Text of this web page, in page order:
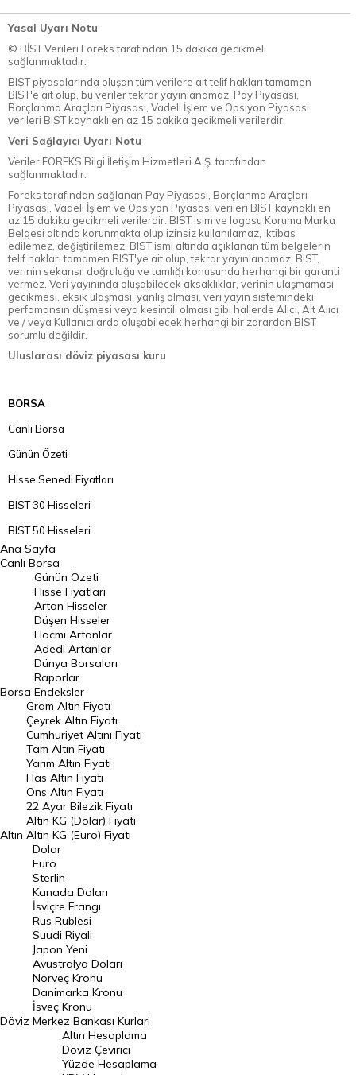
Yasal Uyarı Notu
© BİST Verileri Foreks tarafından 15 dakika gecikmeli
sağlanmaktadır.
BIST piyasalarında oluşan tüm verilere ait telif hakları tamamen
BIST'e ait olup, bu veriler tekrar yayınlanamaz. Pay Piyasası,
Borçlanma Araçları Piyasası, Vadeli İşlem ve Opsiyon Piyasası
verileri BIST kaynaklı en az 15 dakika gecikmeli verilerdir.
Veri Sağlayıcı Uyarı Notu
Veriler FOREKS Bilgi İletişim Hizmetleri A.Ş. tarafından
sağlanmaktadır.
Foreks tarafından sağlanan Pay Piyasası, Borçlanma Araçları
Piyasası, Vadeli İşlem ve Opsiyon Piyasası verileri BIST kaynaklı en
az 15 dakika gecikmeli verilerdir. BIST isim ve logosu Koruma Marka
Belgesi altında korunmakta olup izinsiz kullanılamaz, iktibas
edilemez, değiştirilemez. BIST ismi altında açıklanan tüm belgelerin
telif hakları tamamen BIST'ye ait olup, tekrar yayınlanamaz. BIST,
verinin sekansı, doğruluğu ve tamlığı konusunda herhangi bir garanti
vermez. Veri yayınında oluşabilecek aksaklıklar, verinin ulaşmaması,
gecikmesi, eksik ulaşması, yanlış olması, veri yayın sistemindeki
perfomansın düşmesi veya kesintili olması gibi hallerde Alıcı, Alt Alıcı
ve / veya Kullanıcılarda oluşabilecek herhangi bir zarardan BIST
sorumlu değildir.
Uluslarası döviz piyasası kuru
BORSA
Canlı Borsa
Günün Özeti
Hisse Senedi Fiyatları
BIST 30 Hisseleri
BIST 50 Hisseleri
BIST 100 Hisseleri
En Çok Artan Hisseler
En Çok Düşen Hisseler
Hacmi Artanlar
Geçmiş Kapanışlar
Dünya Borsaları
Raporlar
Endeksler
DÖVİZ
Döviz Kuru
Dolar Kuru
Euro Kuru
Pound Kuru
Frank Kuru
Riyal Kuru
Avustralya Doları
Danimarka Kronu Kuru
Kanada Doları Kuru
Norveç Kronu Kuru
İsveç Kronu Kuru
Ana Sayfa
Canlı Borsa
Borsa
Günün Özeti
Hisse Fiyatları
Artan Hisseler
Düşen Hisseler
Hacmi Artanlar
Adedi Artanlar
Dünya Borsaları
Raporlar
Endeksler
Altın
Gram Altın Fiyatı
Çeyrek Altın Fiyatı
Cumhuriyet Altını Fiyatı
Tam Altın Fiyatı
Yarım Altın Fiyatı
Has Altın Fiyatı
Ons Altın Fiyatı
22 Ayar Bilezik Fiyatı
Altın KG (Dolar) Fiyatı
Altın KG (Euro) Fiyatı
Döviz
Dolar
Euro
Sterlin
Kanada Doları
İsviçre Frangı
Rus Rublesi
Suudi Riyali
Japon Yeni
Avustralya Doları
Norveç Kronu
Danimarka Kronu
İsveç Kronu
Merkez Bankası Kurlari
Altın Hesaplama
Döviz Çevirici
Yüzde Hesaplama